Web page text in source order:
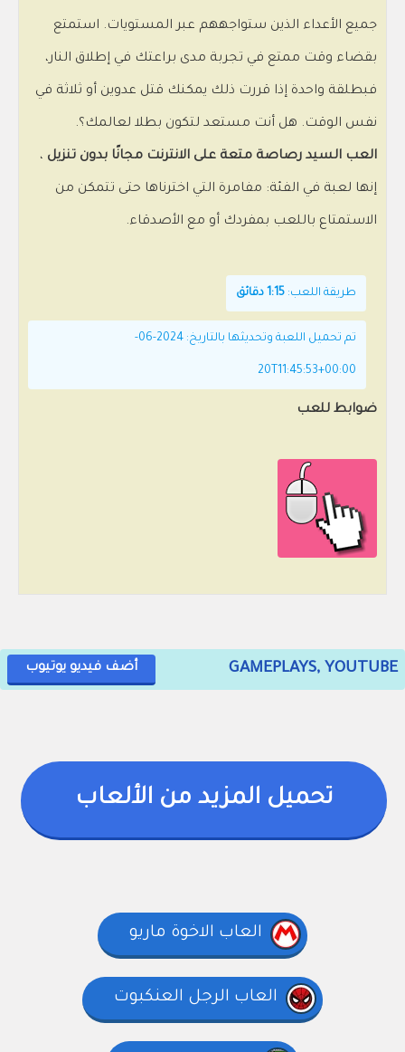
جميع الأعداء الذين ستواجههم عبر المستويات. استمتع
بقضاء وقت ممتع في تجربة مدى براعتك في إطلاق النار،
فبطلقة واحدة إذا قررت ذلك يمكنك قتل عدوين أو ثلاثة في
نفس الوقت. هل أنت مستعد لتكون بطلا لعالمك؟.
العب السيد رصاصة متعة على الانترنت مجانًا بدون تنزيل ،
إنها لعبة في الفئة: مفامرة التي اخترناها حتى تتمكن من
الاستمتاع باللعب بمفردك أو مع الأصدقاء.
طريقة اللعب: 1:15 دقائق
تم تحميل اللعبة وتحديثها بالتاريخ: 2024-06-
20T11:45:53+00:00
ضوابط للعب
GAMEPLAYS, YOUTUBE أضف فيديو يوتيوب
تحميل المزيد من الألعاب
العاب الاخوة ماريو
العاب الرجل العنكبوت